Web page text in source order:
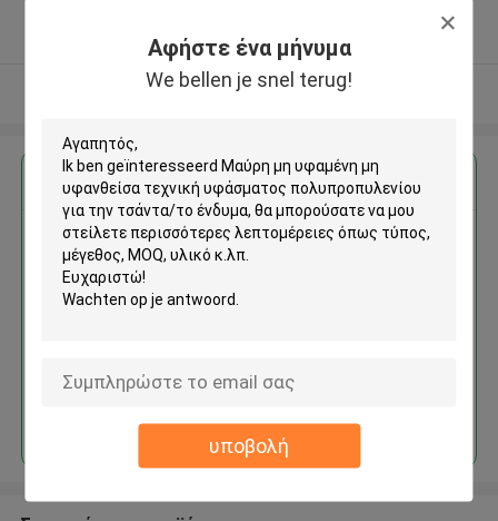
Αφήστε ένα μήνυμα
We bellen je snel terug!
υποβολή
Ελεγχμένος προμηθευτής
Δείτε περισσότερων
Αποκτήστε την καλύτερη τιμή για
Μαύρη μη υφαμένη μη
πολυπροπυλενίου για την